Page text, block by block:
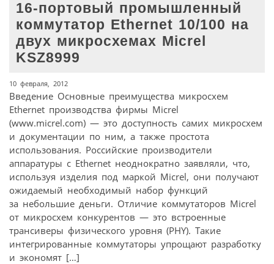
16‑портовый промышленный
коммутатор Ethernet 10/100 на
двух микросхемах Micrel
KSZ8999
10 февраля, 2012
Введение Основные преимущества микросхем
Ethernet производства фирмы Micrel
(www.micrel.com) — это доступность самих микросхем
и документации по ним, а также простота
использования. Российские производители
аппаратуры с Ethernet неоднократно заявляли, что,
используя изделия под маркой Micrel, они получают
ожидаемый необходимый набор функций
за небольшие деньги. Отличие коммутаторов Micrel
от микросхем конкурентов — это встроенные
трансиверы физического уровня (PHY). Такие
интегрированные коммутаторы упрощают разработку
и экономят […]